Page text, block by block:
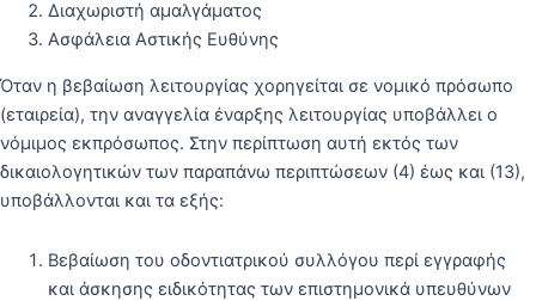
Διαχωριστή αμαλγάματος
Ασφάλεια Αστικής Ευθύνης
Όταν η βεβαίωση λειτουργίας χορηγείται σε νομικό πρόσωπο
(εταιρεία), την αναγγελία έναρξης λειτουργίας υποβάλλει ο
νόμιμος εκπρόσωπος. Στην περίπτωση αυτή εκτός των
δικαιολογητικών των παραπάνω περιπτώσεων (4) έως και (13),
υποβάλλονται και τα εξής:
Βεβαίωση του οδοντιατρικού συλλόγου περί εγγραφής
και άσκησης ειδικότητας των επιστημονικά υπευθύνων